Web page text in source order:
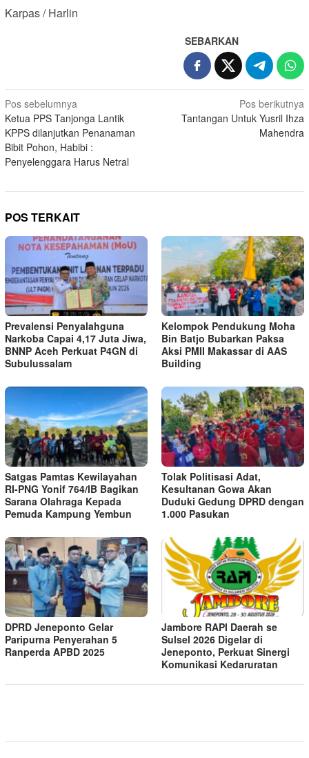
Karpas / Harlin
SEBARKAN
Navigasi
pos
Pos sebelumnya
Ketua PPS Tanjonga Lantik
KPPS dilanjutkan Penanaman
Bibit Pohon, Habibi :
Penyelenggara Harus Netral
Pos berikutnya
Tantangan Untuk Yusril Ihza
Mahendra
POS TERKAIT
Prevalensi Penyalahguna
Narkoba Capai 4,17 Juta Jiwa,
BNNP Aceh Perkuat P4GN di
Subulussalam
Kelompok Pendukung Moha
Bin Batjo Bubarkan Paksa
Aksi PMII Makassar di AAS
Building
Satgas Pamtas Kewilayahan
RI-PNG Yonif 764/IB Bagikan
Sarana Olahraga Kepada
Pemuda Kampung Yembun
Tolak Politisasi Adat,
Kesultanan Gowa Akan
Duduki Gedung DPRD dengan
1.000 Pasukan
DPRD Jeneponto Gelar
Paripurna Penyerahan 5
Ranperda APBD 2025
Jambore RAPI Daerah se
Sulsel 2026 Digelar di
Jeneponto, Perkuat Sinergi
Komunikasi Kedaruratan